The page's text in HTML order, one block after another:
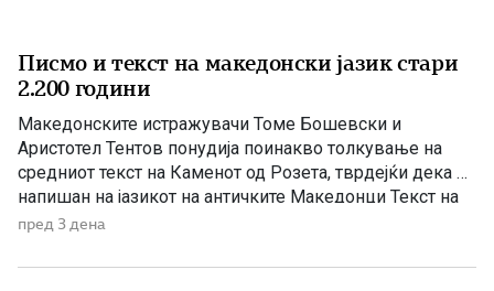
Писмо и текст на македонски јазик стари
2.200 години
Македонските истражувачи Томе Бошевски и
Аристотел Тентов понудија поинакво толкување на
средниот текст на Каменот од Розета, тврдејќи дека е
напишан на јазикот на античките Македонци Текст на
египетски камен во местото Розета е дешифриран
научници академик Томе Бошевски и проф. Аристотел
пред 3 дена